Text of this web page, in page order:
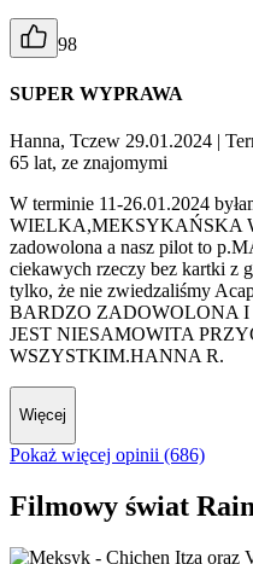
98
SUPER WYPRAWA
Hanna, Tczew 29.01.2024 |
65 lat, ze znajomymi
W terminie 11-26.01.2024
WIELKA,MEKSYKAŃSKA
zadowolona a nasz pilot to
ciekawych rzeczy bez kartki z
tylko, że nie zwiedzaliśmy
BARDZO ZADOWOLONA
JEST NIESAMOWITA
WSZYSTKIM.HANNA R.
Więcej
Pokaż więcej opinii (686)
Filmowy świat